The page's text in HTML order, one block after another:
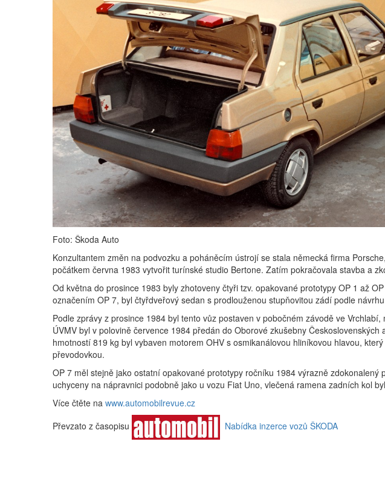
Foto: Škoda Auto
Konzultantem změn na podvozku a poháněcím ústrojí se stala německá firma
počátkem června 1983 vytvořit turínské studio Bertone. Zatím pokračovala stavba a
Od května do prosince 1983 byly zhotoveny čtyři tzv. opakované prototypy OP 1 až
označením OP 7, byl čtyřdveřový sedan s prodlouženou stupňovitou zádí podle
Podle zprávy z prosince 1984 byl tento vůz postaven v pobočném závodě ve
ÚVMV byl v polovině července 1984 předán do Oborové zkušebny
hmotností 819 kg byl vybaven motorem OHV s osmikanálovou hliníkovou hlavou,
převodovkou.
OP 7 měl stejně jako ostatní opakované prototypy ročníku 1984 výrazně
uchyceny na nápravnici podobně jako u vozu Fiat Uno, vlečená ramena zadních kol
Více čtěte na www.automobilrevue.cz
Převzato z časopisu
Nabídka inzerce vozů ŠKODA